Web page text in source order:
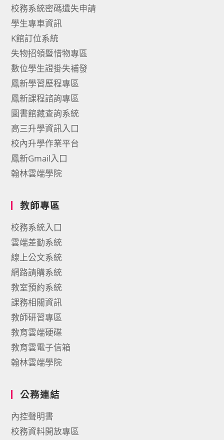
校務系統密碼遺失申請
學生專車資訊
K館訂位系統
失物招領暨惜物專區
數位學生證掛失補發
鳳新學習歷程專區
鳳新課程諮詢專區
圖書館藏查詢系統
高三升學資訊入口
校內升學作業平台
鳳新Gmail入口
翰林雲端學院
教師專區
校務系統入口
雲端差勤系統
線上公文系統
網路請購系統
教室預約系統
課務相關資訊
教師研習專區
教育雲端硬碟
教育雲電子信箱
翰林雲端學院
公務連結
內控聲明書
校務資料開放專區